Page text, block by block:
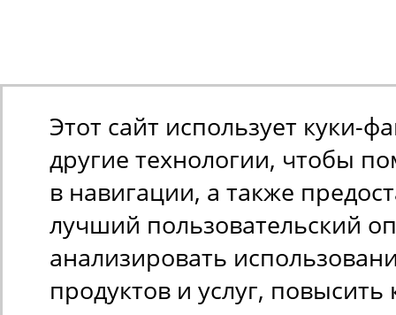
Этот сайт использует куки-
другие технологии, чтобы
в навигации, а также
лучший пользовательский
анализировать
продуктов и услуг, повысить